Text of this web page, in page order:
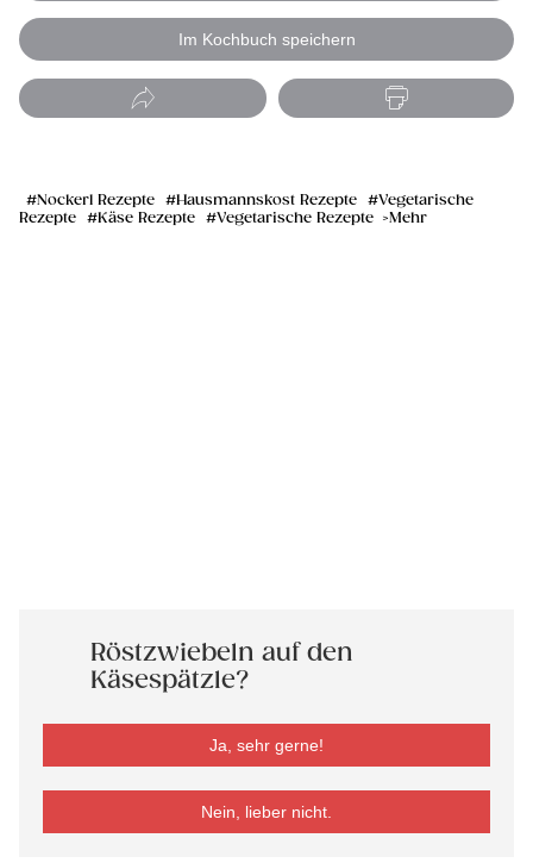
Im Kochbuch speichern
Nockerl Rezepte Hausmannskost Rezepte
Vegetarische
Rezepte
Käse Rezepte Vegetarische Rezepte Mehr
Röstzwiebeln auf den
Käsespätzle?
Ja, sehr gerne!
Nein, lieber nicht.